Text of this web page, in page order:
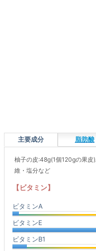
主要成分 脂肪酸
柚子の皮:48g(1個120gの果皮
維・塩分など
【ビタミン】
ビタミンA
ビタミンE
ビタミンB1